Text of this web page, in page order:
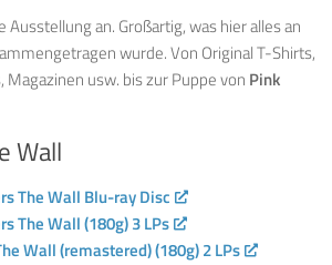
Ausstellung an. Großartig, was hier alles an
wurde. Von Original T-Shirts,
Magazinen usw. bis zur Puppe von Pink
Wall
The Wall Blu-ray Disc
The Wall (180g) 3 LPs
Wall (remastered) (180g) 2 LPs